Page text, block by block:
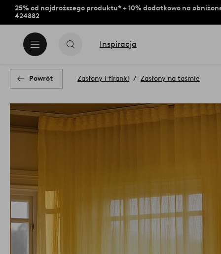
25% od najdroższego produktu* + 10% dodatkowo na
424882
Inspiracja
Powrót Zasłony i firanki Zasłony na taśmie